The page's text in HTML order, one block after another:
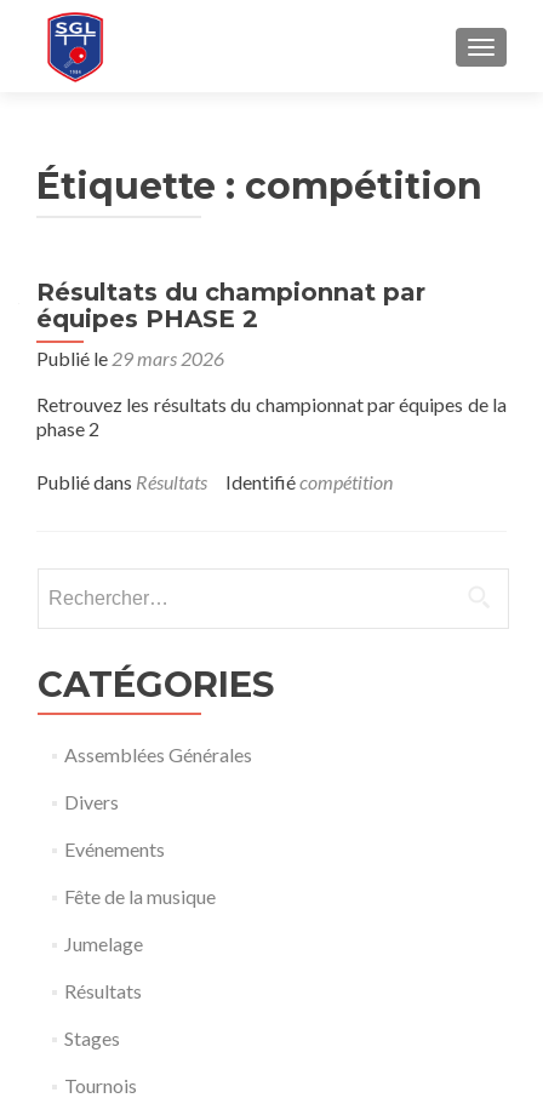
Étiquette : compétition
Résultats du championnat par
équipes PHASE 2
Publié le 29 mars 2026
Retrouvez les résultats du championnat par équipes de la
phase 2
Publié dans Résultats Identifiécompétition
CATÉGORIES
Assemblées Générales
Divers
Evénements
Fête de la musique
Jumelage
Résultats
Stages
Tournois